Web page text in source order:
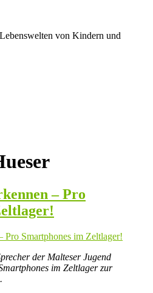
von Kindern und
– Pro
der Malteser Jugend
im Zeltlager zur